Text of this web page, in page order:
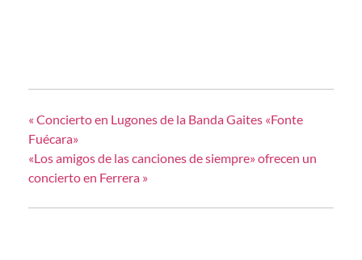
« Concierto en Lugones de la Banda Gaites «Fonte
Fuécara»
«Los amigos de las canciones de siempre» ofrecen un
concierto en Ferrera »